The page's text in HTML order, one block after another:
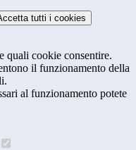
tutti i cookies
quali cookie consentire.
il funzionamento della
al funzionamento potete